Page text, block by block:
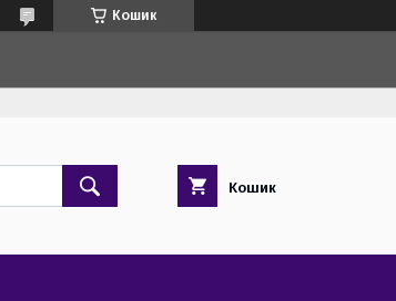
Кошик
Кошик